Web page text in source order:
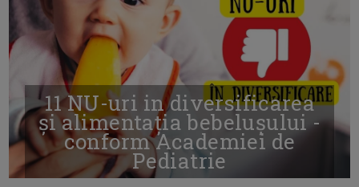
11 NU-uri in diversificarea
și alimentația bebelușului -
conform Academiei de
Pediatrie